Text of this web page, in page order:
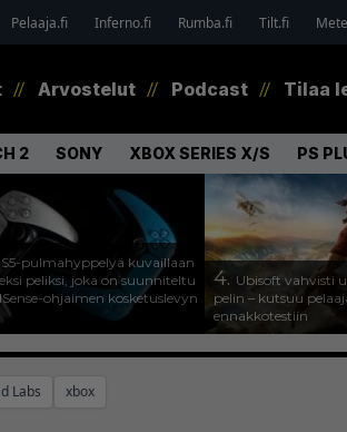
Pelaaja.fi Inferno.fi Rumba.fi Tilt.fi
Arvostelut Podcast Tilaa
2 SONY XBOX SERIES X/S PS
pulmahyppelyä kuvaillaan
peliksi, joka on suunniteltu
ohjaimen kosketuslevyn
4. Ubisoft vahvisti
pelin – kutsuu
ennakkotestiin
Labs xbox